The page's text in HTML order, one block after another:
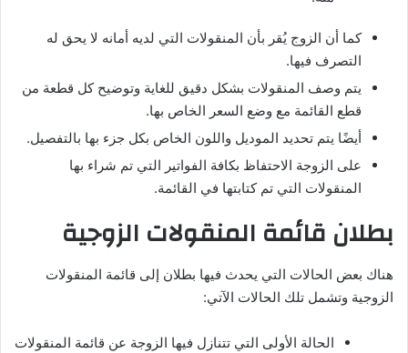
كما أن الزوج يُقر بأن المنقولات التي لديه أمانه لا يحق له
التصرف فيها.
يتم وصف المنقولات بشكل دقيق للغاية وتوضيح كل قطعة من
قطع القائمة مع وضع السعر الخاص بها.
أيضًا يتم تحديد الموديل واللون الخاص بكل جزء بها بالتفصيل.
على الزوجة الاحتفاظ بكافة الفواتير التي تم شراء بها
المنقولات التي تم كتابتها في القائمة.
بطلان قائمة المنقولات الزوجية
هناك بعض الحالات التي يحدث فيها بطلان إلى قائمة المنقولات
الزوجية وتشمل تلك الحالات الآتي:
الحالة الأولى التي تتنازل فيها الزوجة عن قائمة المنقولات